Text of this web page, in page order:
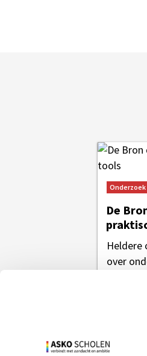
Onderzoek
De
Heldere
over